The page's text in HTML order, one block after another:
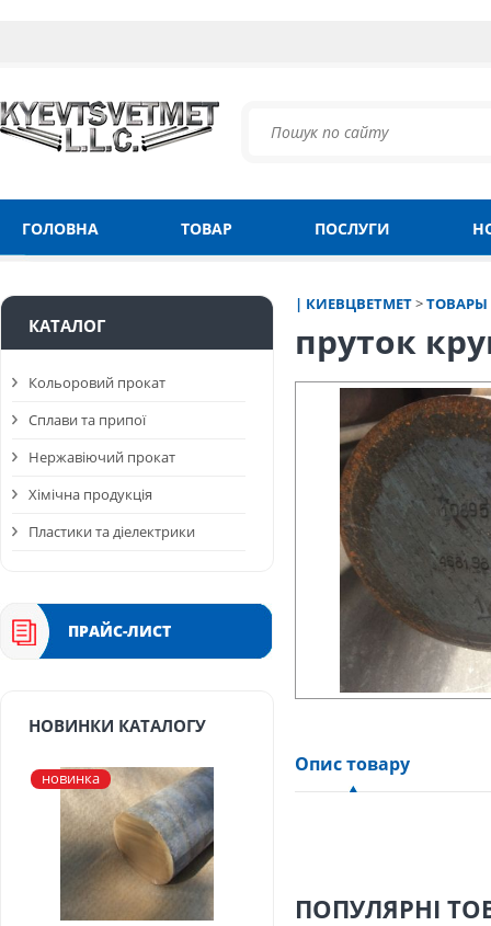
ГОЛОВНА ТОВАР ПОСЛУГИ
| КИЕВЦВЕТМЕТ>ТОВАРЫ
пруток
Опис товару
ПОПУЛЯРНІ
КАТАЛОГ
Кольоровий прокат
Сплави та припої
Нержавіючий прокат
Хімічна продукція
Пластики та діелектрики
ПРАЙС-ЛИСТ
НОВИНКИ КАТАЛОГУ
новинка